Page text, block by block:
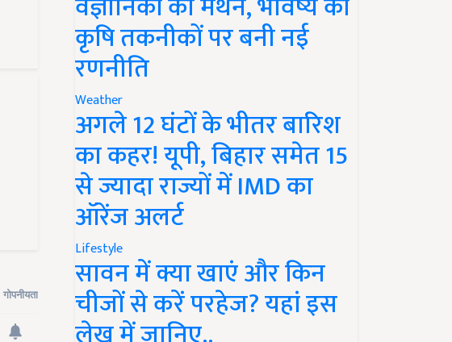
कृषि तकनीकों पर बनी नई
रणनीति
Weather
अगले 12 घंटों के भीतर बारिश
का कहर! यूपी, बिहार समेत 15
से ज्यादा राज्यों में IMD का
ऑरेंज अलर्ट
Lifestyle
सावन में क्या खाएं और किन
चीजों से करें परहेज? यहां इस